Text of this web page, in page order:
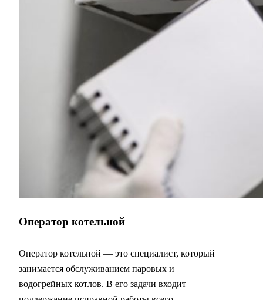
Оператор котельной
Оператор котельной — это специалист, который
занимается обслуживанием паровых и
водогрейных котлов. В его задачи входит